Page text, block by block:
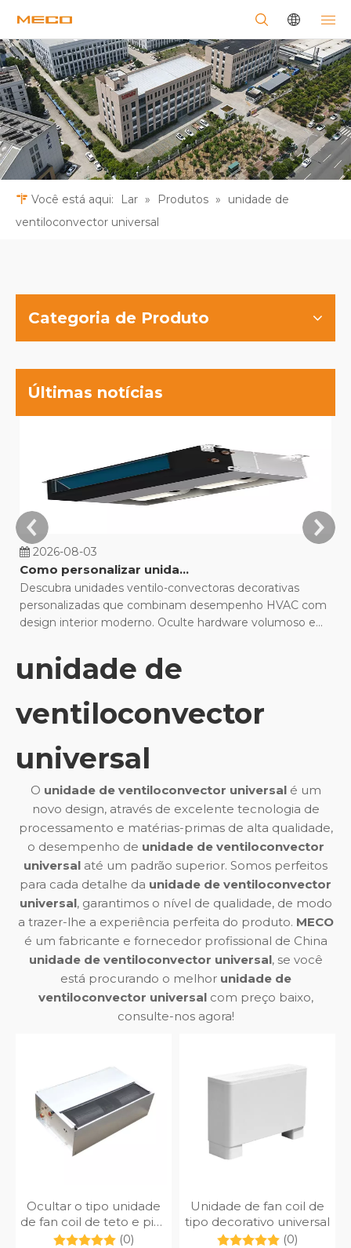
Você está aqui: Lar » Produtos »
unidade de
ventiloconvector universal
Categoria de Produto
Últimas notícias
2026-08-03
Como personalizar unidades fan coil decorativas para projetos de construção?
Descubra unidades ventilo-convectoras decorativas
personalizadas que combinam desempenho HVAC com
design interior moderno. Oculte hardware volumoso e
unidade de
ventiloconvector
universal
O unidade de ventiloconvector universalé um
novo design, através de excelente tecnologia de
processamento e matérias-primas de alta qualidade,
o desempenho de unidade de ventiloconvector
universal até um padrão superior. Somos perfeitos
para cada detalhe da unidade de ventiloconvector
universal, garantimos o nível de qualidade, de modo
a trazer-lhe a experiência perfeita do produto. MECO
é um fabricante e fornecedor profissional de China
unidade de ventiloconvector universal, se você
está procurando o melhor unidade de
ventiloconvector universalcom preço baixo,
consulte-nos agora!
Ocultar o tipo unidade
de fan coil de teto e piso
MFP-102TA(0)
Unidade de fan coil de
tipo decorativo universal
(0)